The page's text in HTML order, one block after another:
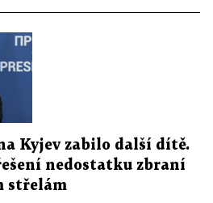
Kyjev zabilo další dítě.
nedostatku zbraní
střelám